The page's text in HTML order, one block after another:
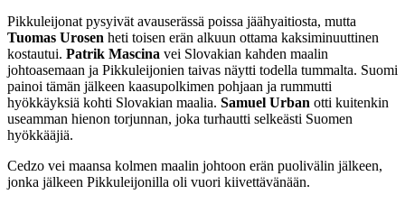
Pikkuleijonat pysyivät avauserässä poissa jäähyaitiosta, mutta
Tuomas Urosen heti toisen erän alkuun ottama kaksiminuuttinen
kostautui. Patrik Mascina vei Slovakian kahden maalin
johtoasemaan ja Pikkuleijonien taivas näytti todella tummalta. Suomi
painoi tämän jälkeen kaasupolkimen pohjaan ja rummutti
hyökkäyksiä kohti Slovakian maalia. Samuel Urban otti kuitenkin
useamman hienon torjunnan, joka turhautti selkeästi Suomen
hyökkääjiä.
Cedzo vei maansa kolmen maalin johtoon erän puolivälin jälkeen,
jonka jälkeen Pikkuleijonilla oli vuori kiivettävänään.